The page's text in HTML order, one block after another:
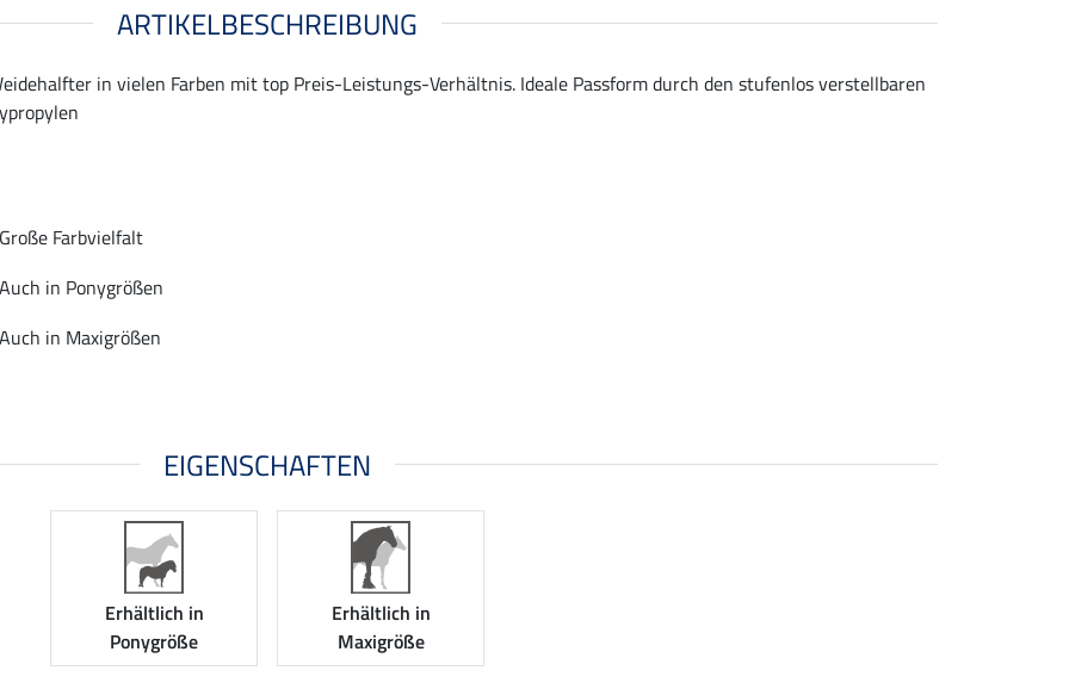
ARTIKELBESCHREIBUNG
in vielen Farben mit top Preis-Leistungs-Verhältnis. Ideale Passform durch den stufenlos verstellbaren
Große Farbvielfalt
Auch in Ponygrößen
Auch in Maxigrößen
EIGENSCHAFTEN
Erhältlich in
Ponygröße
Erhältlich in
Maxigröße